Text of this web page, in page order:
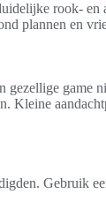
rook- en
plannen en
gezellige game
Kleine
Gebruik